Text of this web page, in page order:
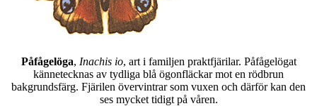
Påfågelöga, Inachis io, art i familjen praktfjärilar. Påfågelögat
kännetecknas av tydliga blå ögonfläckar mot en rödbrun
bakgrundsfärg. Fjärilen övervintrar som vuxen och därför kan den
ses mycket tidigt på våren.